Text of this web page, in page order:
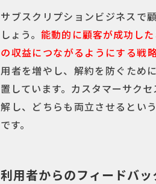
サブスクリプションビジネスで
しょう。能動的に顧客が成功し
の収益につながるようにする戦
用者を増やし、解約を防ぐため
置しています。カスタマーサク
解し、どちらも両立させるとい
です。
利用者からのフィードバ